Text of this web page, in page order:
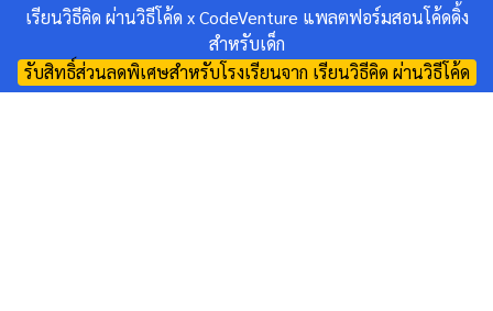
เรียนวิธีคิด ผ่านวิธีโค้ด x CodeVenture แพลตฟอร์มสอนโค้ดดิ้ง
สำหรับเด็ก
รับสิทธิ์ส่วนลดพิเศษสำหรับโรงเรียนจาก เรียนวิธีคิด ผ่านวิธีโค้ด